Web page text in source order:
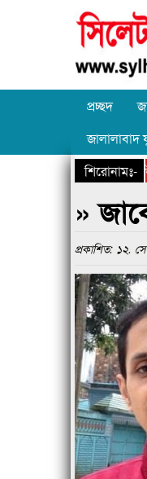
প্রচ্ছদ
শিরোনামঃ-
ভৈরবীর মৃত্যুতে সিলেট
»
প্রকাশিত: ১২.